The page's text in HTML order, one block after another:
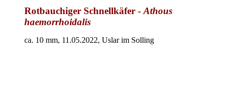
Rotbauchiger Schnellkäfer - Athous
haemorrhoidalis
ca. 10 mm, 11.05.2022, Uslar im Solling